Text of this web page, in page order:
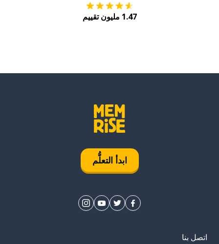
1.47 مليون تقييم
ابدأ التعلُّم
اتصل بنا